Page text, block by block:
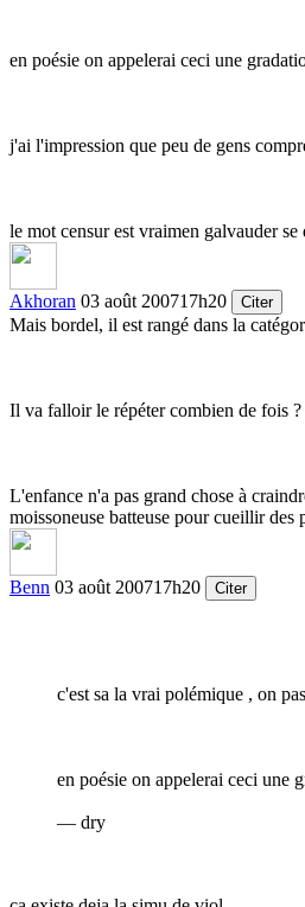
en poésie on appelerai ceci une
j'ai l'impression que peu de gens
le mot censur est vraimen galvauder
Akhoran 03 août 200717h20 Citer
Mais bordel, il est rangé dans la
Il va falloir le répéter combien de fois ?
L'enfance n'a pas grand chose à
moissoneuse batteuse pour cueillir des
Benn 03 août 200717h20 Citer
c'est sa la vrai polémique , on
en poésie on appelerai ceci une
— dry